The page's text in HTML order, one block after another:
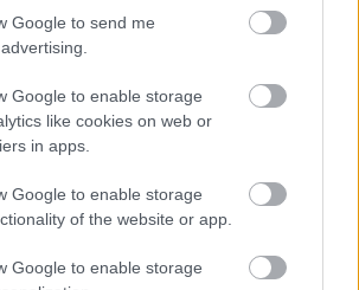
Google to send me
Google to enable storage
like cookies on web or
in apps.
Google to enable storage
of the website or app.
Google to enable storage
12.
*
1 MONDATBAN IS; 2 KIÍRT
3*Protestáns-
http://www.garainyh.hu ***
***
***…